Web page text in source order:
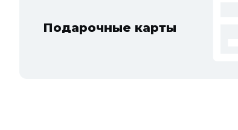
Подарочные карты